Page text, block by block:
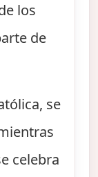
los
de
se
celebra